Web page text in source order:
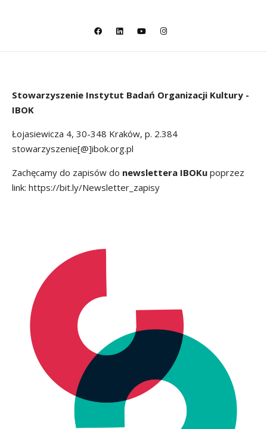
Stowarzyszenie Instytut Badań Organizacji Kultury -
IBOK
Łojasiewicza 4, 30-348 Kraków, p. 2.384
stowarzyszenie[@]ibok.org.pl
Zachęcamy do zapisów do newslettera IBOKu poprzez
link: https://bit.ly/Newsletter_zapisy